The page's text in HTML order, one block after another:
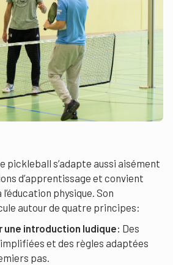
pickleball s’adapte aussi aisément
d’apprentissage et convient
physique. Son
autour de quatre principes:
une introduction ludique: Des
et des règles adaptées
pas.